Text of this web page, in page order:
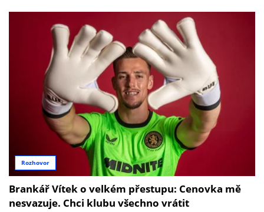
Rozhovor
Brankář Vítek o velkém přestupu: Cenovka mě
nesvazuje. Chci klubu všechno vrátit